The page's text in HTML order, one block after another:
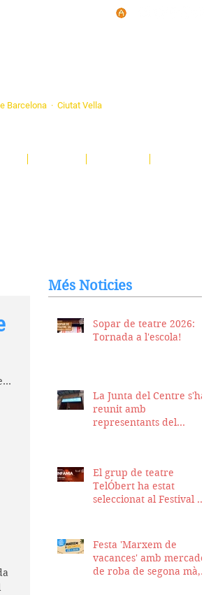
Barcelona · Ciutat Vella
Més Noticies
Sopar de teatre 2026:
Tornada a l'escola!
La Junta del Centre s'ha
reunit amb
representants del
nostra seu
El grup de teatre
TelÓbert ha estat
seleccionat al Festival de
Festa 'Marxem de
vacances' amb mercadet
de roba de segona mà,